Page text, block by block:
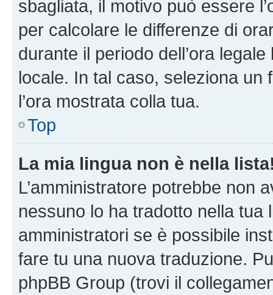
sbagliata, il motivo può essere
per calcolare le differenze di
durante il periodo dell’ora
locale. In tal caso, seleziona
l’ora mostrata colla tua.
Top
La mia lingua non è nella
L’amministratore potrebbe non
nessuno lo ha tradotto nella tua
amministratori se è possibile
fare tu una nuova traduzione.
phpBB Group (trovi il